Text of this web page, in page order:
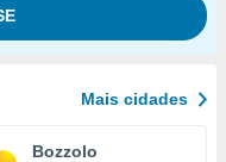
Mais cidades
Bozzolo